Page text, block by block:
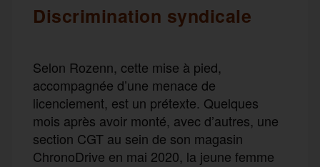
Discrimination syndicale
Selon Rozenn, cette mise à pied,
accompagnée d’une menace de
licenciement, est un prétexte. Quelques
mois après avoir monté, avec d’autres, une
section CGT au sein de son magasin
ChronoDrive en mai 2020, la jeune femme